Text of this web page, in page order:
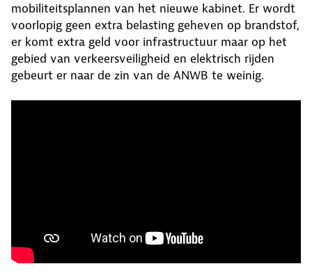
mobiliteitsplannen van het nieuwe kabinet. Er wordt
voorlopig geen extra belasting geheven op brandstof,
er komt extra geld voor infrastructuur maar op het
gebied van verkeersveiligheid en elektrisch rijden
gebeurt er naar de zin van de ANWB te weinig.